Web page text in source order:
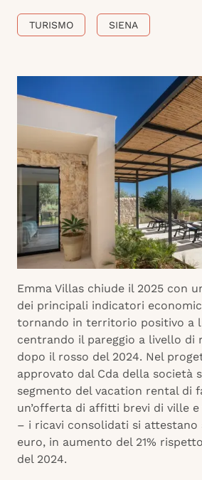
TURISMO SIENA
Emma Villas chiude il 2025 con
dei principali indicatori
tornando in territorio positivo a
centrando il pareggio a livello
dopo il rosso del 2024. Nel
approvato dal Cda della società
segmento del vacation rental di
un’offerta di affitti brevi di ville
– i ricavi consolidati si attestano
euro, in aumento del 21%
del 2024.